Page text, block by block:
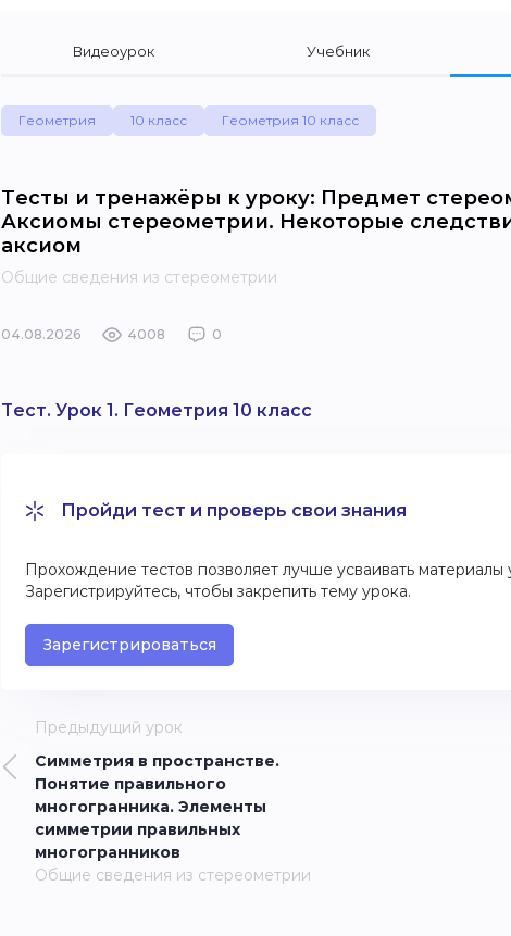
Видеоурок Учебник
Геометрия 10 класс Геометрия 10 класс
Тесты и тренажёры к уроку: Предмет
Аксиомы стереометрии. Некоторые
аксиом
Общие сведения из стереометрии
04.08.2026 4008 0
Тест. Урок 1. Геометрия 10 класс
Пройди тест и проверь свои знания
Прохождение тестов позволяет лучше усваивать материалы
Зарегистрируйтесь, чтобы закрепить тему урока.
Зарегистрироваться
Предыдущий урок
Симметрия в пространстве.
Понятие правильного
многогранника. Элементы
симметрии правильных
многогранников
Общие сведения из стереометрии